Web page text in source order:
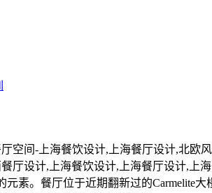
厅空间-上海餐饮设计,上海餐厅设计,北欧
厅设计,上海餐饮设计,上海餐厅设计,上
素。餐厅位于近期翻新过的Carmelite大